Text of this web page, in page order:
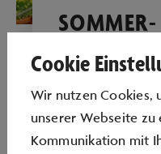
Ein Job mit
Reisekasse!
Cookie
Wir nutzen Cookies,
unserer Webseite
Kommunikation mit